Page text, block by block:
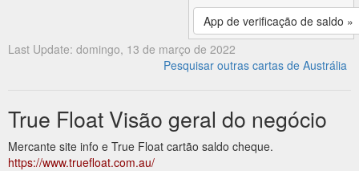
App de verificação de saldo »
Last Update: domingo, 13 de março de 2022
Pesquisar outras cartas de Austrália
True Float Visão geral do negócio
Mercante site info e True Float cartão saldo cheque.
https://www.truefloat.com.au/